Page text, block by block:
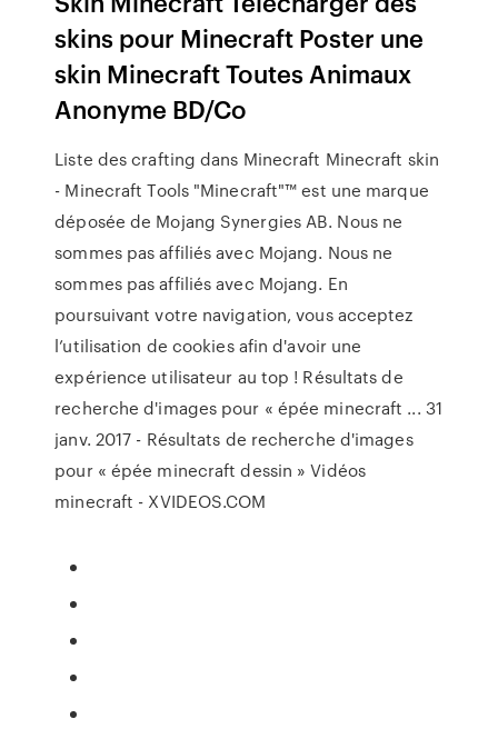
skins pour Minecraft Poster une
skin Minecraft Toutes Animaux
Anonyme BD/Co
Liste des crafting dans Minecraft Minecraft skin
- Minecraft Tools "Minecraft"™ est une marque
déposée de Mojang Synergies AB. Nous ne
sommes pas affiliés avec Mojang. Nous ne
sommes pas affiliés avec Mojang. En
poursuivant votre navigation, vous acceptez
l’utilisation de cookies afin d'avoir une
expérience utilisateur au top ! Résultats de
recherche d'images pour « épée minecraft ... 31
janv. 2017 - Résultats de recherche d'images
pour « épée minecraft dessin » Vidéos
minecraft - XVIDEOS.COM